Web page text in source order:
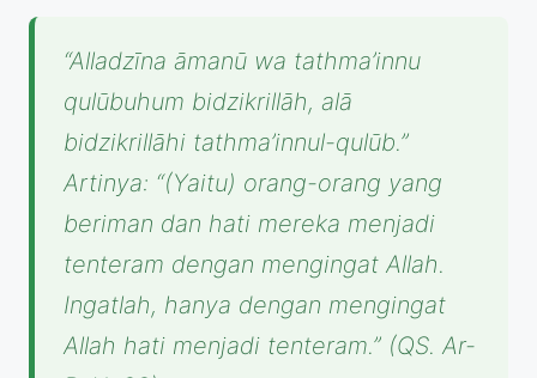
“Alladzīna āmanū wa tathma’innu
qulūbuhum bidzikrillāh, alā
bidzikrillāhi tathma’innul-qulūb.”
Artinya: “(Yaitu) orang-orang yang
beriman dan hati mereka menjadi
tenteram dengan mengingat Allah.
Ingatlah, hanya dengan mengingat
Allah hati menjadi tenteram.” (QS. Ar-